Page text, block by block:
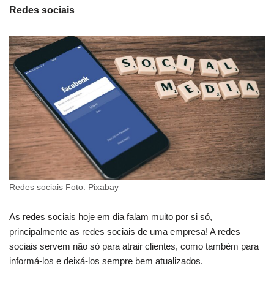
Redes sociais
Redes sociais Foto: Pixabay
As redes sociais hoje em dia falam muito por si só,
principalmente as redes sociais de uma empresa! A redes
sociais servem não só para atrair clientes, como também para
informá-los e deixá-los sempre bem atualizados.